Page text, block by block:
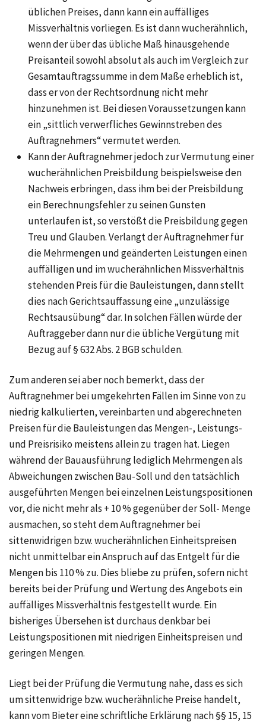
üblichen Preises, dann kann ein auffälliges
Missverhältnis vorliegen. Es ist dann wucherähnlich,
wenn der über das übliche Maß hinausgehende
Preisanteil sowohl absolut als auch im Vergleich zur
Gesamtauftragssumme in dem Maße erheblich ist,
dass er von der Rechtsordnung nicht mehr
hinzunehmen ist. Bei diesen Voraussetzungen kann
ein „sittlich verwerfliches Gewinnstreben des
Auftragnehmers“ vermutet werden.
Kann der Auftragnehmer jedoch zur Vermutung einer
wucherähnlichen Preisbildung beispielsweise den
Nachweis erbringen, dass ihm bei der Preisbildung
ein Berechnungsfehler zu seinen Gunsten
unterlaufen ist, so verstößt die Preisbildung gegen
Treu und Glauben. Verlangt der Auftragnehmer für
die Mehrmengen und geänderten Leistungen einen
auffälligen und im wucherähnlichen Missverhältnis
stehenden Preis für die Bauleistungen, dann stellt
dies nach Gerichtsauffassung eine „unzulässige
Rechtsausübung“ dar. In solchen Fällen würde der
Auftraggeber dann nur die übliche Vergütung mit
Bezug auf § 632 Abs. 2 BGB schulden.
Zum anderen sei aber noch bemerkt, dass der
Auftragnehmer bei umgekehrten Fällen im Sinne von zu
niedrig kalkulierten, vereinbarten und abgerechneten
Preisen für die Bauleistungen das Mengen-, Leistungs-
und Preisrisiko meistens allein zu tragen hat. Liegen
während der Bauausführung lediglich Mehrmengen als
Abweichungen zwischen Bau-Soll und den tatsächlich
ausgeführten Mengen bei einzelnen Leistungspositionen
vor, die nicht mehr als + 10 % gegenüber der Soll- Menge
ausmachen, so steht dem Auftragnehmer bei
sittenwidrigen bzw. wucherähnlichen Einheitspreisen
nicht unmittelbar ein Anspruch auf das Entgelt für die
Mengen bis 110 % zu. Dies bliebe zu prüfen, sofern nicht
bereits bei der Prüfung und Wertung des Angebots ein
auffälliges Missverhältnis festgestellt wurde. Ein
bisheriges Übersehen ist durchaus denkbar bei
Leistungspositionen mit niedrigen Einheitspreisen und
geringen Mengen.
Liegt bei der Prüfung die Vermutung nahe, dass es sich
um sittenwidrige bzw. wucherähnliche Preise handelt,
kann vom Bieter eine schriftliche Erklärung nach §§ 15, 15